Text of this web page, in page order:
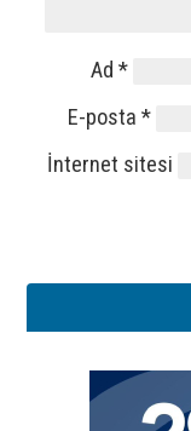
Ad*
E-posta*
İnternet sitesi